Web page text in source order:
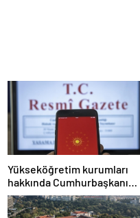
Yükseköğretim kurumları
hakkında Cumhurbaşkanı
kararı Resmi Gazete’de